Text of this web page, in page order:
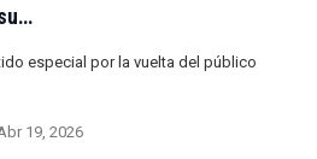
especial por la vuelta del público
19, 2026